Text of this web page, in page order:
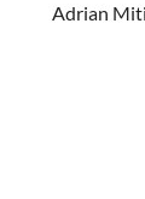
Adrian